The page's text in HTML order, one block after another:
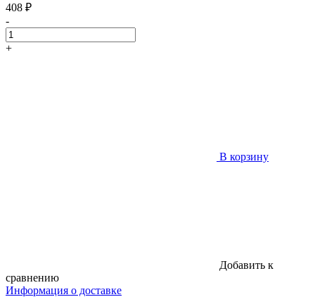
408 ₽
-
+
В корзину
Добавить к
сравнению
Информация о доставке